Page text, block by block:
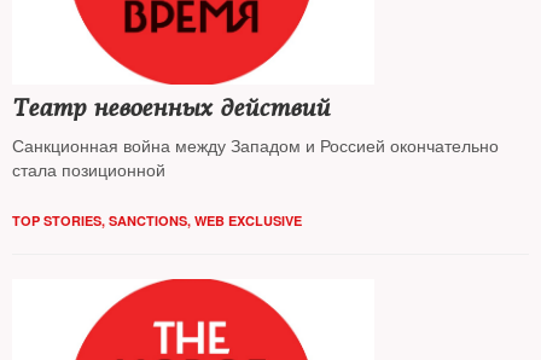
Театр невоенных действий
Санкционная война между Западом и Россией окончательно
стала позиционной
TOP STORIES, SANCTIONS, WEB EXCLUSIVE